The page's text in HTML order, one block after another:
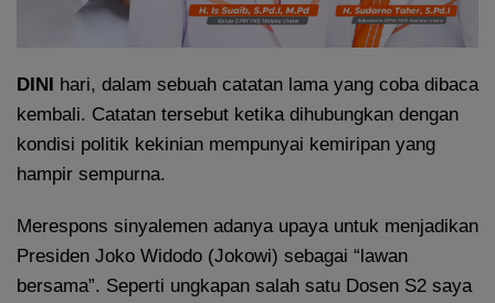
DINI hari, dalam sebuah catatan lama yang coba dibaca
kembali. Catatan tersebut ketika dihubungkan dengan
kondisi politik kekinian mempunyai kemiripan yang
hampir sempurna.
Merespons sinyalemen adanya upaya untuk menjadikan
Presiden Joko Widodo (Jokowi) sebagai “lawan
bersama”. Seperti ungkapan salah satu Dosen S2 saya